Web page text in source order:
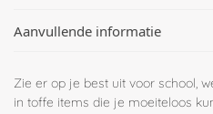
Aanvullende informatie
Zie er op je best uit voor school,
in toffe items die je moeiteloos